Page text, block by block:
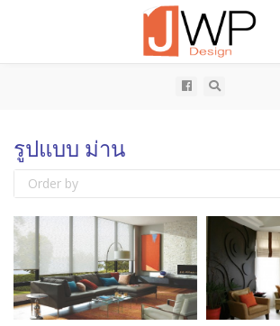
รูปแบบ ม่าน
Order by